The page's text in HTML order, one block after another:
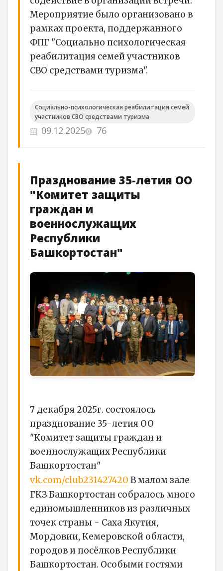
Мероприятие было организовано в
рамках проекта, поддержанного
ФПГ "Социально психологическая
реабилитация семей участников
СВО средствами туризма".
Социально-психологическая реабилитация семей
участников СВО средствами туризма
09.12.2025 76
Празднование 35-летия ОО
"Комитет защиты
граждан и
военнослужащих
Республики
Башкортостан"
7 декабря 2025г. состоялось
празднование 35-летия ОО
"Комитет защиты граждан и
военнослужащих Республики
Башкортостан"
vk.com/club231427420 В малом зале
ГКЗ Башкортостан собралось много
единомышленников из различных
точек страны - Саха Якутия,
Мордовии, Кемеровской области,
городов и посёлков Республики
Башкортостан. Особыми гостями